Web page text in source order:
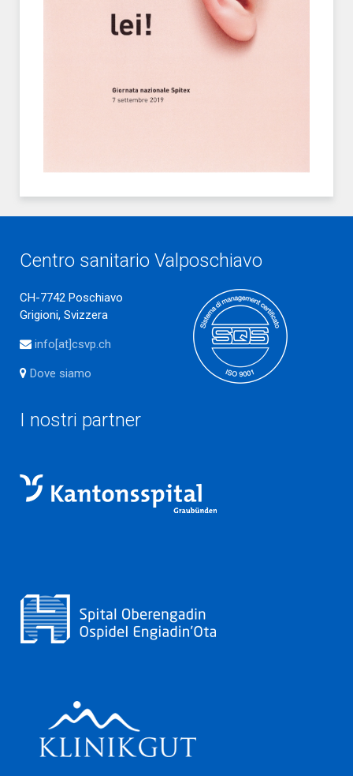
Centro sanitario Valposchiavo
CH-7742 Poschiavo
Grigioni, Svizzera
info[at]csvp.ch
Dove siamo
I nostri partner